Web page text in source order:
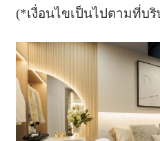
(*เงื่อนไขเป็นไปตามที่บ